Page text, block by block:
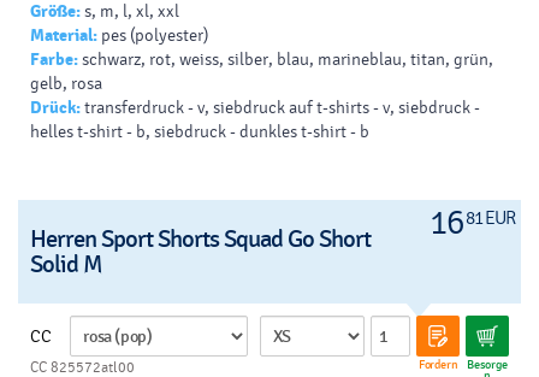
Größe:s, m, l, xl, xxl
Material: pes (polyester)
Farbe:schwarz, rot, weiss, silber, blau, marineblau, titan, grün,
gelb, rosa
Drück:transferdruck - v, siebdruck auf t-shirts - v, siebdruck -
helles t-shirt - b, siebdruck - dunkles t-shirt - b
1681 EUR
Herren Sport Shorts Squad Go Short
Solid M
CC
Fordern Besorge
CC 825572atl00